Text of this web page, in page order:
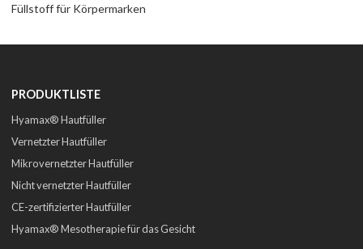
Füllstoff für Körpermarken
PRODUKTLISTE
Hyamax® Hautfüller
Vernetzter Hautfüller
Mikrovernetzter Hautfüller
Nicht vernetzter Hautfüller
CE-zertifizierter Hautfüller
Hyamax® Mesotherapie für das Gesicht